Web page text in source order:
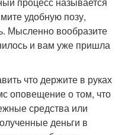
удобную позу,
Мысленно вообразите
и вам уже пришла
что держите в руках
оповещение о том, что
средства или
деньги в